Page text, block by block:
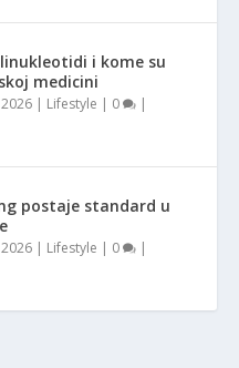
i kome su
medicini
| Lifestyle | 0 |
postaje standard u
| Lifestyle | 0 |